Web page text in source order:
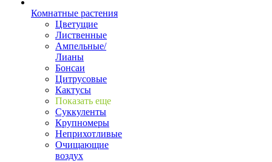
Комнатные растения
Цветущие
Лиственные
Ампельные/
Лианы
Бонсаи
Цитрусовые
Кактусы
Показать еще
Суккуленты
Крупномеры
Неприхотливые
Очищающие
воздух